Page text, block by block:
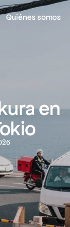
Quiénes somos
en